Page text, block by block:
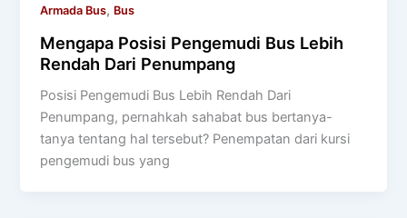
Armada Bus, Bus
Mengapa Posisi Pengemudi Bus Lebih
Rendah Dari Penumpang
Posisi Pengemudi Bus Lebih Rendah Dari
Penumpang, pernahkah sahabat bus bertanya-
tanya tentang hal tersebut? Penempatan dari kursi
pengemudi bus yang